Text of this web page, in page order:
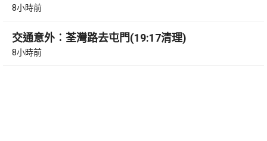
8小時前
交通意外︰荃灣路去屯門(19:17清理)
8小時前